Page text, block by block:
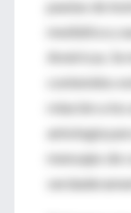
pautas de
mediática y
Américas.
contenidos
relación a
antología
mensajes de